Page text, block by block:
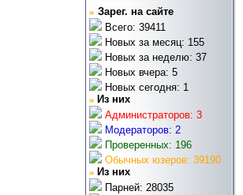
» Зарег. на сайте
Всего: 39411
Новых за месяц: 155
Новых за неделю: 37
Новых вчера: 5
Новых сегодня: 1
» Из них
Администраторов: 3
Модераторов: 2
Проверенных: 196
Обычных юзеров: 39190
» Из них
Парней: 28035